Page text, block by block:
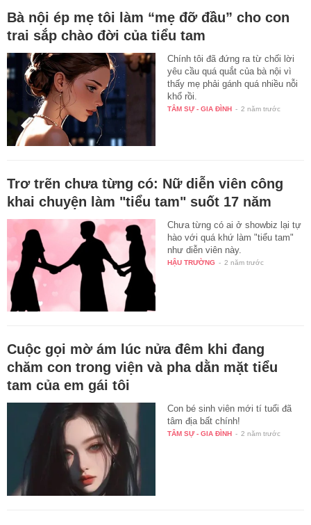
Bà nội ép mẹ tôi làm “mẹ đỡ đầu” cho con
trai sắp chào đời của tiểu tam
Chính tôi đã đứng ra từ chối lời
yêu cầu quá quắt của bà nội vì
thấy mẹ phải gánh quá nhiều nỗi
khổ rồi.
TÂM SỰ - GIA ĐÌNH - 2 năm trước
Trơ trẽn chưa từng có: Nữ diễn viên công
khai chuyện làm "tiểu tam" suốt 17 năm
Chưa từng có ai ở showbiz lại tự
hào với quá khứ làm "tiểu tam"
như diễn viên này.
HẬU TRƯỜNG - 2 năm trước
Cuộc gọi mờ ám lúc nửa đêm khi đang
chăm con trong viện và pha dằn mặt tiểu
tam của em gái tôi
Con bé sinh viên mới tí tuổi đã
tâm địa bất chính!
TÂM SỰ - GIA ĐÌNH - 2 năm trước